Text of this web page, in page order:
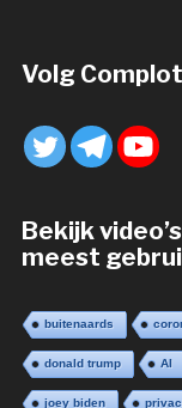
Volg
Bekijk
meest
buitenaards
donald trump AI
joey biden